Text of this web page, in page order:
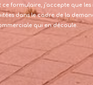
ce formulaire, j’accepte que
dans le cadre de la
qui en découle.